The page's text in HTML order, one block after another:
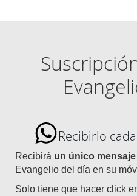
Recibirlo
Recibirá un único
Evangelio del día en su
Solo tiene que hacer click